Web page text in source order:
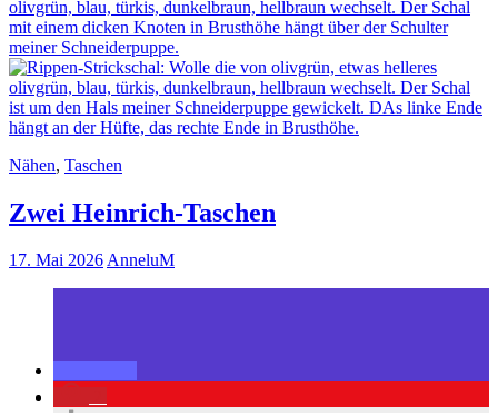
Nähen, Taschen
Zwei Heinrich-Taschen
17. Mai 2026 AnneluM